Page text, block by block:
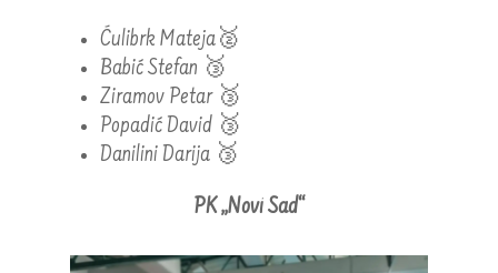
Ćulibrk Mateja🥈
Babić Stefan 🥉
Ziramov Petar 🥉
Popadić David 🥉
Danilini Darija 🥉
PK „Novi Sad“